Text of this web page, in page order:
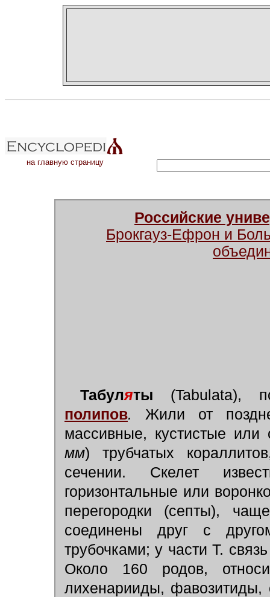
на главную страницу
Российские
Брокгауз-Ефрон и
Табуляты (Tabulata),
полипов.
Жили от
массивные, кустистые
мм) трубчатых
сечении. Скелет
горизонтальные или
перегородки (септы),
соединены друг с
трубочками; у части Т.
Около 160 родов,
лихенарииды, фавозитиды,